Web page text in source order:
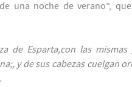
una noche de verano”,
de Esparta,con las mismas
y de sus cabezas cuelgan